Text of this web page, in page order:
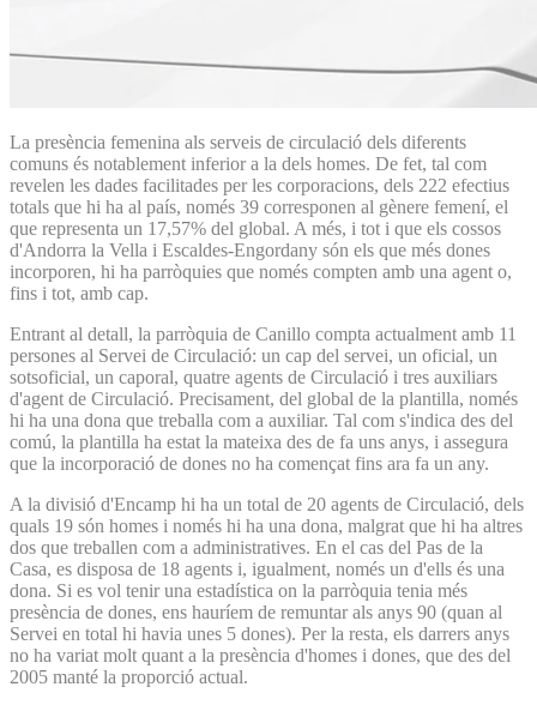
La presència femenina als serveis de circulació dels diferents
comuns és notablement inferior a la dels homes. De fet, tal com
revelen les dades facilitades per les corporacions, dels 222 efectius
totals que hi ha al país, només 39 corresponen al gènere femení, el
que representa un 17,57% del global. A més, i tot i que els cossos
d'Andorra la Vella i Escaldes-Engordany són els que més dones
incorporen, hi ha parròquies que només compten amb una agent o,
fins i tot, amb cap.
Entrant al detall, la parròquia de Canillo compta actualment amb 11
persones al Servei de Circulació: un cap del servei, un oficial, un
sotsoficial, un caporal, quatre agents de Circulació i tres auxiliars
d'agent de Circulació. Precisament, del global de la plantilla, només
hi ha una dona que treballa com a auxiliar. Tal com s'indica des del
comú, la plantilla ha estat la mateixa des de fa uns anys, i assegura
que la incorporació de dones no ha començat fins ara fa un any.
A la divisió d'Encamp hi ha un total de 20 agents de Circulació, dels
quals 19 són homes i només hi ha una dona, malgrat que hi ha altres
dos que treballen com a administratives. En el cas del Pas de la
Casa, es disposa de 18 agents i, igualment, només un d'ells és una
dona. Si es vol tenir una estadística on la parròquia tenia més
presència de dones, ens hauríem de remuntar als anys 90 (quan al
Servei en total hi havia unes 5 dones). Per la resta, els darrers anys
no ha variat molt quant a la presència d'homes i dones, que des del
2005 manté la proporció actual.